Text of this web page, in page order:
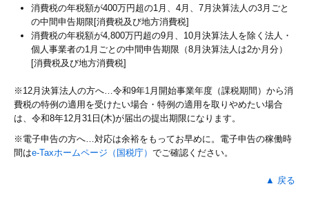
消費税の年税額が400万円超の1月、4月、7月決算法人の3月ごと
の中間申告期限[消費税及び地方消費税]
消費税の年税額が4,800万円超の9月、10月決算法人を除く法人・
個人事業者の1月ごとの中間申告期限（8月決算法人は2か月分）
[消費税及び地方消費税]
※12月決算法人の方へ…令和9年1月開始事業年度（課税期間）から消
費税の特例の適用を受けたい場合・特例の適用を取りやめたい場合
は、令和8年12月31日(木)が届出の提出期限になります。
※電子申告の方へ…対応は余裕をもってお早めに。電子申告の稼働時
間はe-Taxホームページ（国税庁） でご確認ください。
▲ 戻る